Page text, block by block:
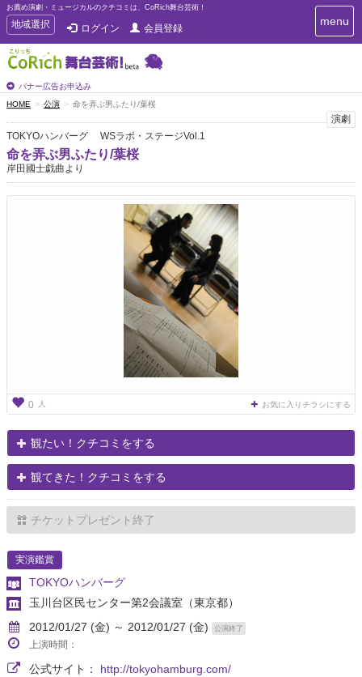
お薦め演劇・ミュージカルのクチコミは、CoRich舞台芸術！
T
o
g
g
e
n
a
v
i
g
a
地域選択 ログイン 会員登録
バナー広告お申込み
T
o
g
a
menu
HOME 公演 命を弄ぶ男ふたり/葉桜
演劇
TOKYOハンバーグ WSラボ・ステージVol.1
命を弄ぶ男ふたり/葉桜
岸田國士戯曲より
0 人 お気に入りチラシにする
観たい！クチコミをする
観てきた！クチコミをする
チケットプレゼント終了
実演鑑賞
TOKYOハンバーグ
玉川台区民センター第2会議室 （東京都）
2012/01/27 (金) ～ 2012/01/27 (金)
公演終了
上演時間：
公式サイト： http://tokyohamburg.com/